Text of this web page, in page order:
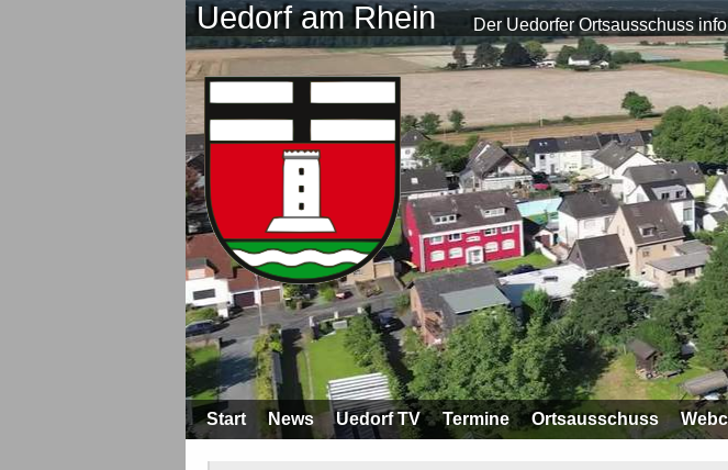
Uedorf am Rhein Der Uedorfer Ortsausschuss
Start News Uedorf TV Termine Ortsausschuss